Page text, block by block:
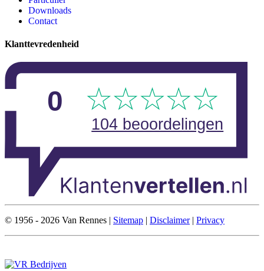
Downloads
Contact
Klanttevredenheid
© 1956 - 2026 Van Rennes | Sitemap | Disclaimer| Privacy